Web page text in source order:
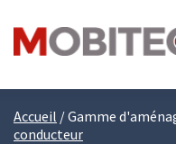
Accueil /Gamme
conducteur